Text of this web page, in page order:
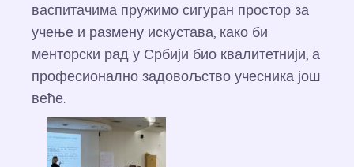
васпитачима пружимо сигуран простор за
учење и размену искустава, како би
менторски рад у Србији био квалитетнији, а
професионално задовољство учесника још
веће.